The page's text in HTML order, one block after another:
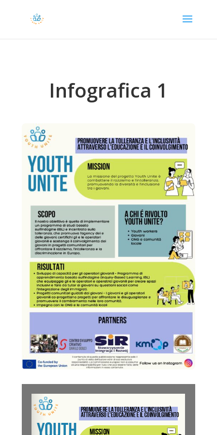
Infografica 1